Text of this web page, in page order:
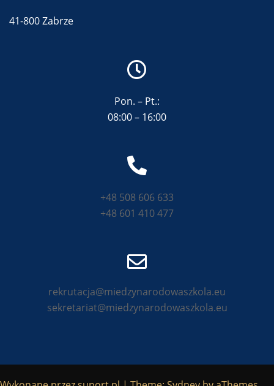
41-800 Zabrze
Pon. – Pt.:
08:00 – 16:00
+48 508 606 633
+48 601 410 477
rekrutacja@miedzynarodowaszkola.eu
sekretariat@miedzynarodowaszkola.eu